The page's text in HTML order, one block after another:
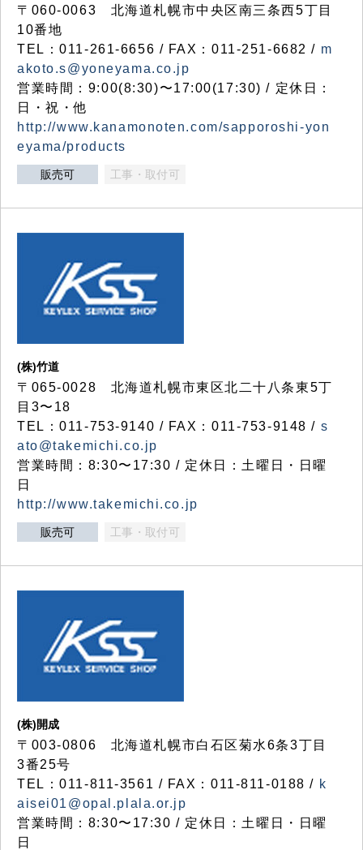
〒060-0063 北海道札幌市中央区南三条西5丁目
10番地
TEL：011-261-6656 / FAX：011-251-6682 / m
akoto.s@yoneyama.co.jp
営業時間：9:00(8:30)〜17:00(17:30) / 定休日：
日・祝・他
http://www.kanamonoten.com/sapporoshi-yon
eyama/products
販売可 工事・取付可
(株)竹道
〒065-0028 北海道札幌市東区北二十八条東5丁
目3〜18
TEL：011-753-9140 / FAX：011-753-9148 / s
ato@takemichi.co.jp
営業時間：8:30〜17:30 / 定休日：土曜日・日曜
日
http://www.takemichi.co.jp
販売可 工事・取付可
(株)開成
〒003-0806 北海道札幌市白石区菊水6条3丁目
3番25号
TEL：011-811-3561 / FAX：011-811-0188 / k
aisei01@opal.plala.or.jp
営業時間：8:30〜17:30 / 定休日：土曜日・日曜
日